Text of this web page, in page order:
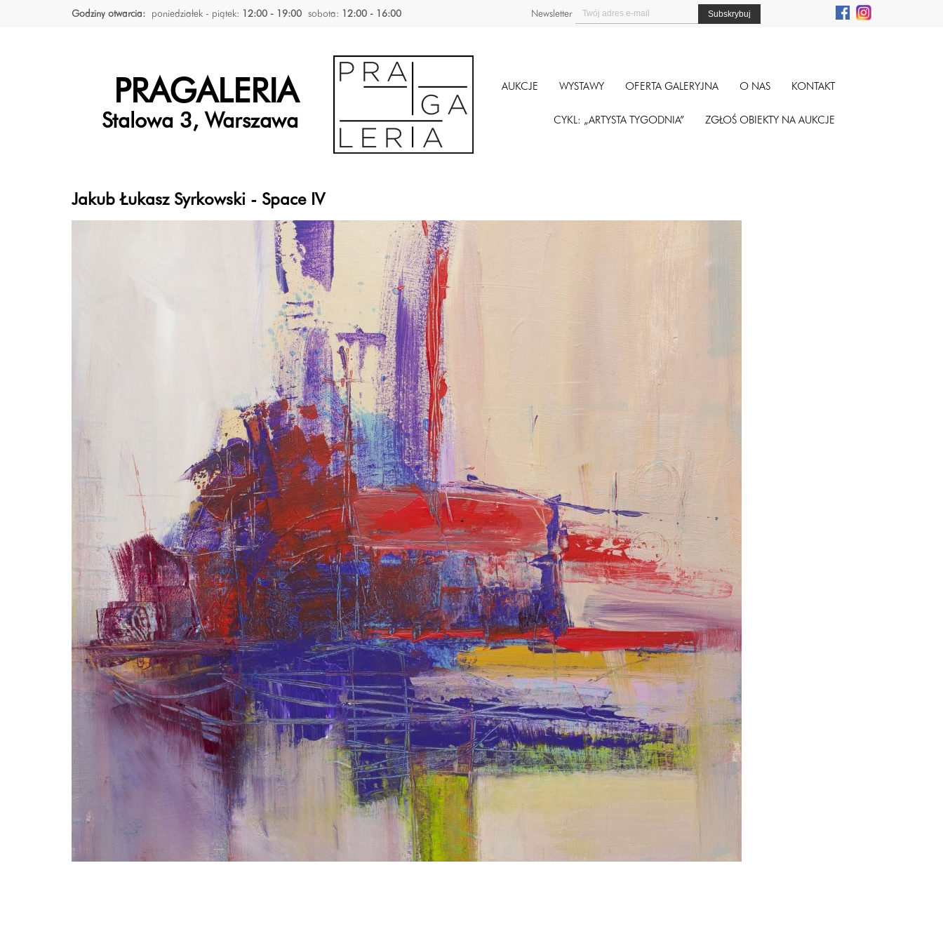
Godziny otwarcia: poniedziałek - piątek: 12:00 - 19:00 sobota: 12:00 - 16:00 Newsletter
PRAGALERIA
Stalowa 3, Warszawa
AUKCJE WYSTAWY OFERTA GALERYJNA O NAS KONTAKT
CYKL: „ARTYSTA TYGODNIA” ZGŁOŚ OBIEKTY NA AUKCJE
Jakub Łukasz Syrkowski - Space IV